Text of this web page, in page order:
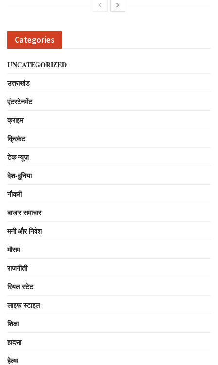
Categories
UNCATEGORIZED
उत्तराखंड
एंटरटेनमेंट
क्राइम
क्रिकेट
टेक न्यूज़
देश-दुनिया
नौकरी
बाजार समाचार
मनी और निवेश
मौसम
राजनीती
रियल स्टेट
लाइफ स्टाइल
शिक्षा
हादसा
हेल्थ